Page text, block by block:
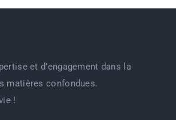
et d’engagement dans la
matières confondues.
!